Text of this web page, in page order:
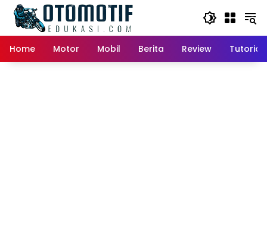
content
Home
Motor Mobil Berita Review Tutorial